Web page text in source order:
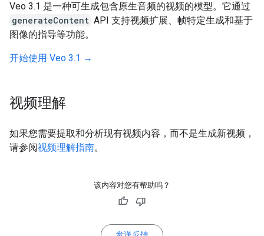
Veo 3.1 是一种可生成包含原生音频的视频的模型。它通过
generateContent API 支持视频扩展、帧特定生成和基于
图像的指导等功能。
开始使用 Veo 3.1 →
视频理解
如果您需要提取和分析现有视频内容，而不是生成新视频，
请参阅视频理解指南。
该内容对您有帮助吗？